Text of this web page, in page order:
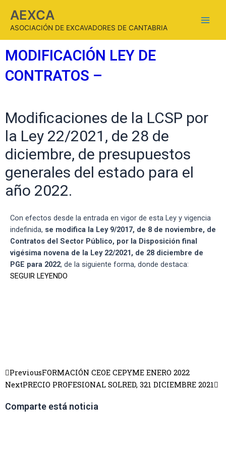
AEXCA
ASOCIACIÓN DE EXCAVADORES DE CANTABRIA
MODIFICACIÓN LEY DE
CONTRATOS –
Modificaciones de la LCSP por
la Ley 22/2021, de 28 de
diciembre, de presupuestos
generales del estado para el
año 2022.
Con efectos desde la entrada en vigor de esta Ley y vigencia
indefinida, se modifica la Ley 9/2017, de 8 de noviembre, de
Contratos del Sector Público, por la Disposición final
vigésima novena de la Ley 22/2021, de 28 diciembre de
PGE para 2022, de la siguiente forma, donde destaca:
SEGUIR LEYENDO
PreviousFORMACIÓN CEOE CEPYME ENERO 2022
NextPRECIO PROFESIONAL SOLRED, 321 DICIEMBRE 2021
Comparte está noticia